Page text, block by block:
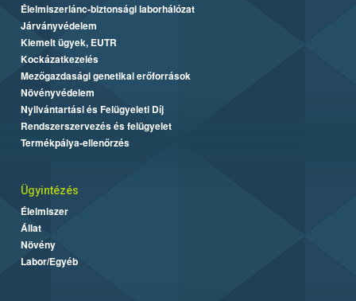
Élelmiszerlánc-biztonsági laborhálózat
Járványvédelem
Kiemelt ügyek, EUTR
Kockázatkezelés
Mezőgazdasági genetikai erőforrások
Növényvédelem
Nyilvántartási és Felügyeleti Díj
Rendszerszervezés és felügyelet
Termékpálya-ellenőrzés
Ügyintézés
Élelmiszer
Állat
Növény
Labor/Egyéb